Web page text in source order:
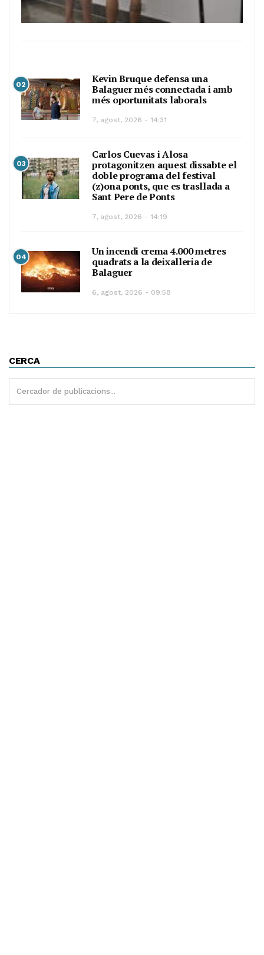
02
Kevin Bruque defensa una
Balaguer més connectada i amb
més oportunitats laborals
7, agost, 2026 - 14:31
03
Carlos Cuevas i Alosa
protagonitzen aquest dissabte el
doble programa del festival
(z)ona ponts, que es trasllada a
Sant Pere de Ponts
7, agost, 2026 - 14:19
04
Un incendi crema 4.000 metres
quadrats a la deixalleria de
Balaguer
6, agost, 2026 - 09:58
CERCA